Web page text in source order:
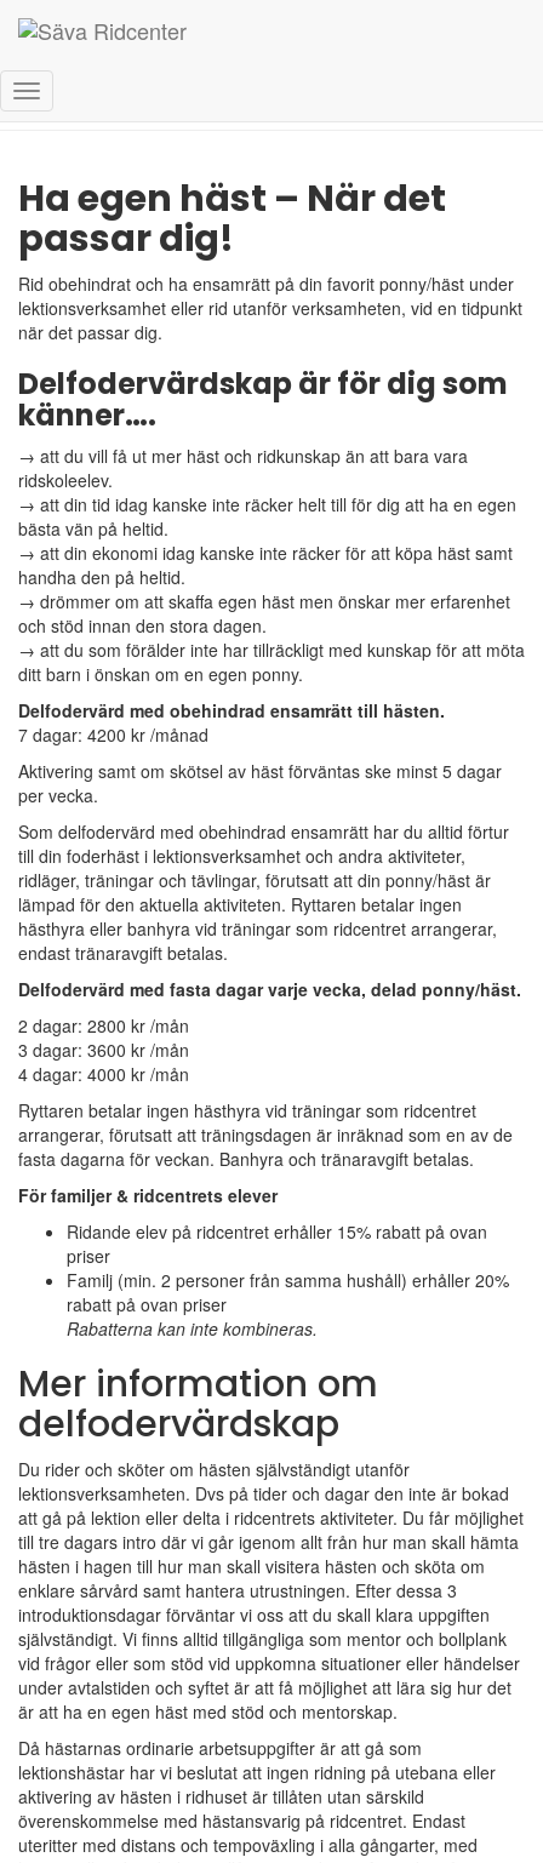
Slå
Ha egen häst – När det
passar dig!
Rid obehindrat och ha ensamrätt på din favorit ponny/häst under
lektionsverksamhet eller rid utanför verksamheten, vid en tidpunkt
när det passar dig.
Delfodervärdskap är för dig som
känner….
→ att du vill få ut mer häst och ridkunskap än att bara vara
ridskoleelev.
→ att din tid idag kanske inte räcker helt till för dig att ha en egen
bästa vän på heltid.
→ att din ekonomi idag kanske inte räcker för att köpa häst samt
handha den på heltid.
→ drömmer om att skaffa egen häst men önskar mer erfarenhet
och stöd innan den stora dagen.
→ att du som förälder inte har tillräckligt med kunskap för att möta
ditt barn i önskan om en egen ponny.
Delfodervärd med obehindrad ensamrätt till hästen.
7 dagar: 4200 kr /månad
Aktivering samt om skötsel av häst förväntas ske minst 5 dagar
per vecka.
Som delfodervärd med obehindrad ensamrätt har du alltid förtur
till din foderhäst i lektionsverksamhet och andra aktiviteter,
ridläger, träningar och tävlingar, förutsatt att din ponny/häst är
lämpad för den aktuella aktiviteten. Ryttaren betalar ingen
hästhyra eller banhyra vid träningar som ridcentret arrangerar,
endast tränaravgift betalas.
Delfodervärd med fasta dagar varje vecka, delad ponny/häst.
2 dagar: 2800 kr /mån
3 dagar: 3600 kr /mån
4 dagar: 4000 kr /mån
Ryttaren betalar ingen hästhyra vid träningar som ridcentret
arrangerar, förutsatt att träningsdagen är inräknad som en av de
fasta dagarna för veckan. Banhyra och tränaravgift betalas.
För familjer & ridcentrets elever
Ridande elev på ridcentret erhåller 15% rabatt på ovan
priser
Familj (min. 2 personer från samma hushåll) erhåller 20%
rabatt på ovan priser
Rabatterna kan inte kombineras.
Mer information om
delfodervärdskap
Du rider och sköter om hästen självständigt utanför
lektionsverksamheten. Dvs på tider och dagar den inte är bokad
att gå på lektion eller delta i ridcentrets aktiviteter. Du får möjlighet
till tre dagars intro där vi går igenom allt från hur man skall hämta
hästen i hagen till hur man skall visitera hästen och sköta om
enklare sårvård samt hantera utrustningen. Efter dessa 3
introduktionsdagar förväntar vi oss att du skall klara uppgiften
självständigt. Vi finns alltid tillgängliga som mentor och bollplank
vid frågor eller som stöd vid uppkomna situationer eller händelser
under avtalstiden och syftet är att få möjlighet att lära sig hur det
är att ha en egen häst med stöd och mentorskap.
Då hästarnas ordinarie arbetsuppgifter är att gå som
lektionshästar har vi beslutat att ingen ridning på utebana eller
aktivering av hästen i ridhuset är tillåten utan särskild
överenskommelse med hästansvarig på ridcentret. Endast
uteritter med distans och tempoväxling i alla gångarter, med